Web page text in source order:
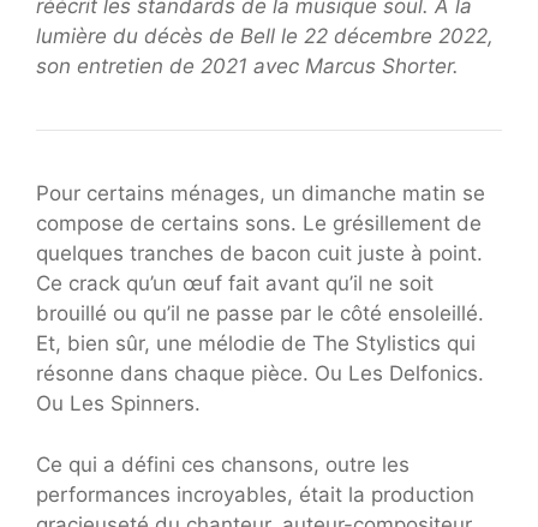
réécrit les standards de la musique soul. À la
lumière du décès de Bell le 22 décembre 2022,
son entretien de 2021 avec Marcus Shorter.
Pour certains ménages, un dimanche matin se
compose de certains sons. Le grésillement de
quelques tranches de bacon cuit juste à point.
Ce crack qu’un œuf fait avant qu’il ne soit
brouillé ou qu’il ne passe par le côté ensoleillé.
Et, bien sûr, une mélodie de The Stylistics qui
résonne dans chaque pièce. Ou Les Delfonics.
Ou Les Spinners.
Ce qui a défini ces chansons, outre les
performances incroyables, était la production